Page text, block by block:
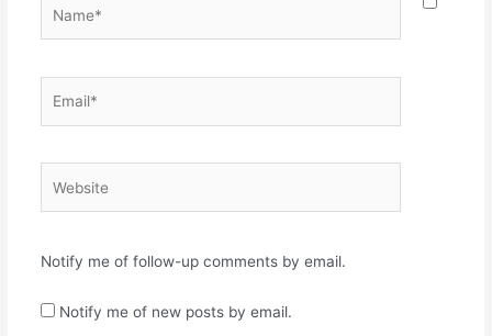
Notify me of follow-up comments by email.
Notify me of new posts by email.